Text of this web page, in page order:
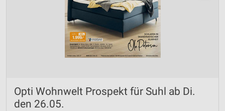
Opti Wohnwelt Prospekt für Suhl ab Di.
den 26.05.